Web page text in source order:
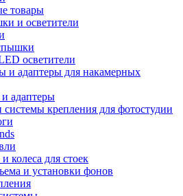
товары
и осветители
осветители
и адаптеры для накамерных
адаптеры
крепления для фотостудии
колеса для стоек
и установки фонов